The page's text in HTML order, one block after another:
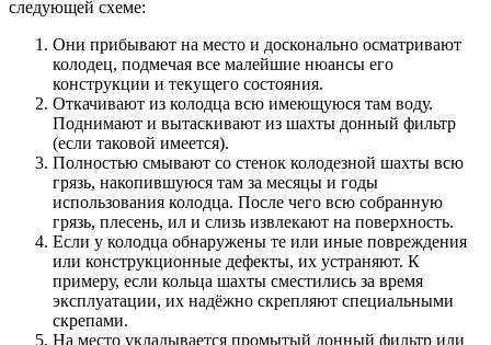
следующей схеме:
Они прибывают на место и досконально осматривают
колодец, подмечая все малейшие нюансы его
конструкции и текущего состояния.
Откачивают из колодца всю имеющуюся там воду.
Поднимают и вытаскивают из шахты донный фильтр
(если таковой имеется).
Полностью смывают со стенок колодезной шахты всю
грязь, накопившуюся там за месяцы и годы
использования колодца. После чего всю собранную
грязь, плесень, ил и слизь извлекают на поверхность.
Если у колодца обнаружены те или иные повреждения
или конструкционные дефекты, их устраняют. К
примеру, если кольца шахты сместились за время
эксплуатации, их надёжно скрепляют специальными
скрепами.
На место укладывается промытый донный фильтр или